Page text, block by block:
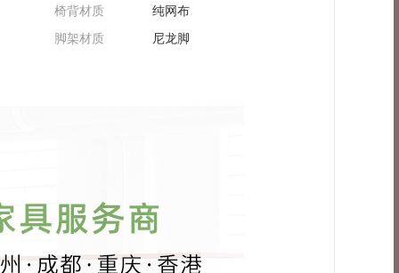
椅背材质
纯网布
脚架材质
尼龙脚